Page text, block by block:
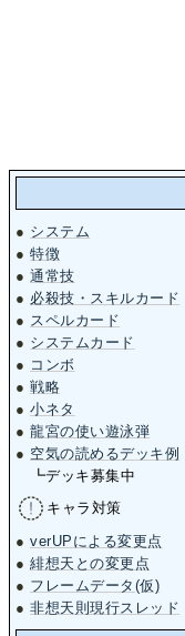
● システム
●特徴
●通常技
● 必殺技・スキルカード
● スペルカード
● システムカード
● コンボ
●戦略
●小ネタ
●龍宮の使い遊泳弾
● 空気の読めるデッキ例
┗デッキ募集中
キャラ対策
●verUPによる変更点
●緋想天との変更点
● フレームデータ(仮)
●非想天則現行スレッド